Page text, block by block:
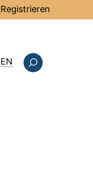
Registrieren
EN : this page in